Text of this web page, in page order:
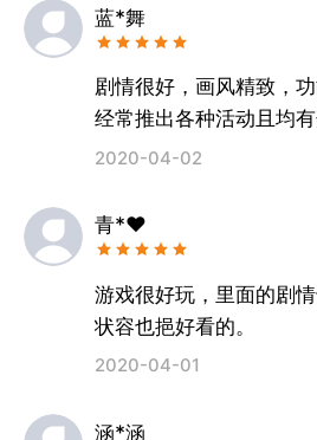
蓝*舞
剧情很好，画风精致，
经常推出各种活动且均
2020-04-02
青*♥
游戏很好玩，里面的剧
状容也挹好看的。
2020-04-01
涵*涵